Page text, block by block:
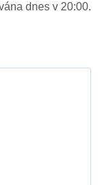
dnes v 20:00.